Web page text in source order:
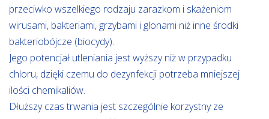
przeciwko wszelkiego rodzaju zarazkom i skażeniom
wirusami, bakteriami, grzybami i glonami niż inne środki
bakteriobójcze (biocydy).
Jego potencjał utleniania jest wyższy niż w przypadku
chloru, dzięki czemu do dezynfekcji potrzeba mniejszej
ilości chemikaliów.
Dłuższy czas trwania jest szczególnie korzystny ze